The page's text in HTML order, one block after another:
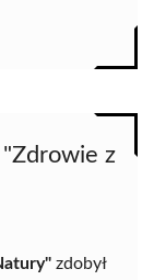
z
zdobył